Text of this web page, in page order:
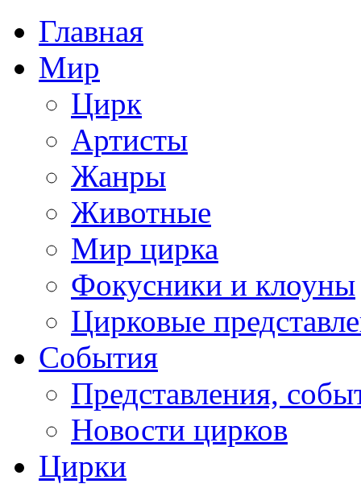
Главная
Мир
Цирк
Артисты
Жанры
Животные
Мир цирка
Фокусники и клоуны
Цирковые
События
Представления,
Новости цирков
Цирки